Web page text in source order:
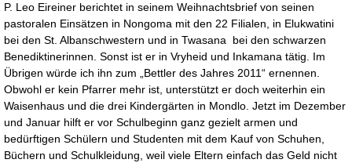
P. Leo Eireiner berichtet in seinem Weihnachtsbrief von seinen
pastoralen Einsätzen in Nongoma mit den 22 Filialen, in Elukwatini
bei den St. Albanschwestern und in Twasana bei den schwarzen
Benediktinerinnen. Sonst ist er in Vryheid und Inkamana tätig. Im
Übrigen würde ich ihn zum „Bettler des Jahres 2011“ ernennen.
Obwohl er kein Pfarrer mehr ist, unterstützt er doch weiterhin ein
Waisenhaus und die drei Kindergärten in Mondlo. Jetzt im Dezember
und Januar hilft er vor Schulbeginn ganz gezielt armen und
bedürftigen Schülern und Studenten mit dem Kauf von Schuhen,
Büchern und Schulkleidung, weil viele Eltern einfach das Geld nicht